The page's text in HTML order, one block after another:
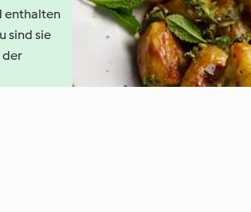
enthalten
sind sie
der